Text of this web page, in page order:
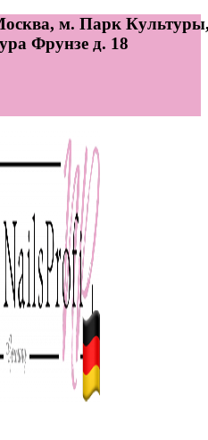
м. Парк
Фрунзе д. 18